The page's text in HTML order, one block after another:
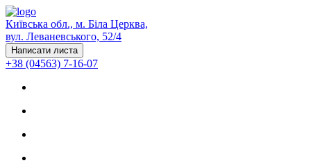
Київська обл., м. Біла Церква,
вул. Леваневського, 52/4
Написати листа
+38 (04563) 7-16-07